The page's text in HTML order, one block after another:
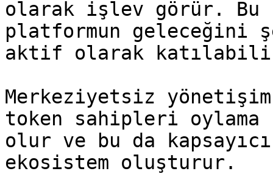
olarak işlev görür. Bu
platformun geleceğini
aktif olarak
Merkeziyetsiz yönetişim
token sahipleri
olur ve bu da
ekosistem oluşturur.